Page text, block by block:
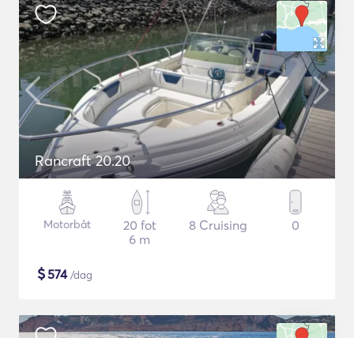
Rancraft 20.20
Motorbåt
20 fot
6 m
8 Cruising 0
$574/dag